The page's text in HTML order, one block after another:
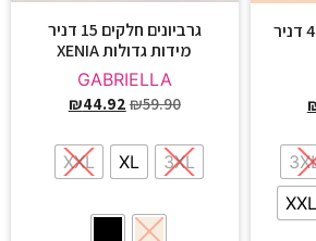
גרביון קלאסי בעובי 40 דניר
גרביונים חלקים 15 דניר
מידות גדולות XENIA
GABRIELLA
₪59.90
₪44.92
3XL
XL
XXL